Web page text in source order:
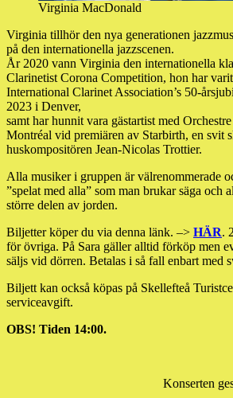
Virginia MacDonald
Virginia tillhör den nya generationen
på den internationella jazzscenen.
År 2020 vann Virginia den internationella
Clarinetist Corona Competition, hon har
International Clarinet Association’s 50-
2023 i Denver,
samt har hunnit vara gästartist med
Montréal vid premiären av Starbirth, en svit
huskompositören Jean-Nicolas Trottier.
Alla musiker i gruppen är välrenommerade
”spelat med alla” som man brukar säga och
större delen av jorden.
Biljetter köper du via denna länk. –> HÄR.
för övriga. På Sara gäller alltid förköp men
säljs vid dörren. Betalas i så fall enbart med
Biljett kan också köpas på Skellefteå
serviceavgift.
OBS! Tiden 14:00.
Konserten